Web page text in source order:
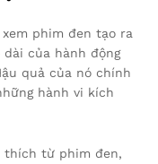
phim đen tạo ra
dài của hành động
quả của nó chính
hành vi kích
thích từ phim đen,